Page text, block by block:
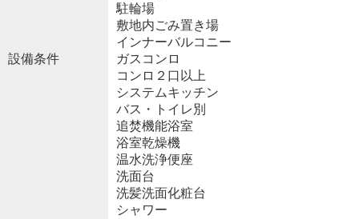
設備条件
駐輪場
敷地内ごみ置き場
インナーバルコニー
ガスコンロ
コンロ２口以上
システムキッチン
バス・トイレ別
追焚機能浴室
浴室乾燥機
温水洗浄便座
洗面台
洗髪洗面化粧台
シャワー